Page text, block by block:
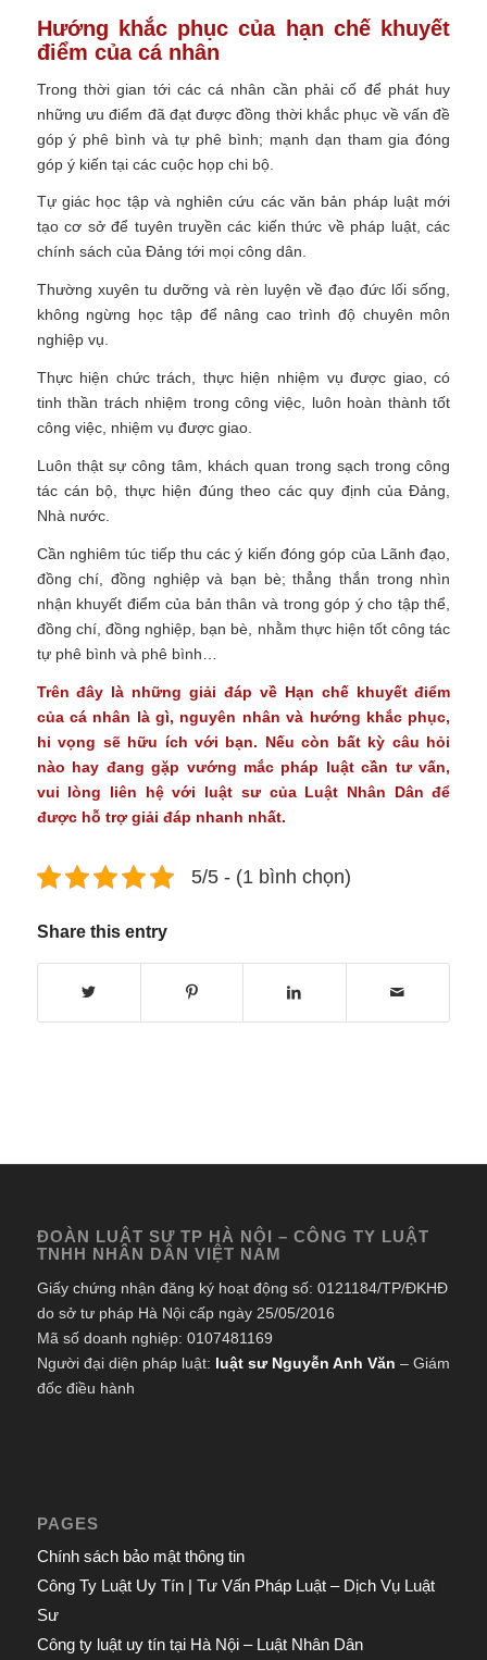
Hướng khắc phục của hạn chế khuyết
điểm của cá nhân
Trong thời gian tới các cá nhân cần phải cố để phát huy
những ưu điểm đã đạt được đồng thời khắc phục về vấn đề
góp ý phê bình và tự phê bình; mạnh dạn tham gia đóng
góp ý kiến tại các cuộc họp chi bộ.
Tự giác học tập và nghiên cứu các văn bản pháp luật mới
tạo cơ sở để tuyên truyền các kiến thức về pháp luật, các
chính sách của Đảng tới mọi công dân.
Thường xuyên tu dưỡng và rèn luyện về đạo đức lối sống,
không ngừng học tập để nâng cao trình độ chuyên môn
nghiệp vụ.
Thực hiện chức trách, thực hiện nhiệm vụ được giao, có
tinh thần trách nhiệm trong công việc, luôn hoàn thành tốt
công việc, nhiệm vụ được giao.
Luôn thật sự công tâm, khách quan trong sạch trong công
tác cán bộ, thực hiện đúng theo các quy định của Đảng,
Nhà nước.
Cần nghiêm túc tiếp thu các ý kiến đóng góp của Lãnh đạo,
đồng chí, đồng nghiệp và bạn bè; thẳng thắn trong nhìn
nhận khuyết điểm của bản thân và trong góp ý cho tập thể,
đồng chí, đồng nghiệp, bạn bè, nhằm thực hiện tốt công tác
tự phê bình và phê bình…
Trên đây là những giải đáp về Hạn chế khuyết điểm
của cá nhân là gì, nguyên nhân và hướng khắc phục,
hi vọng sẽ hữu ích với bạn. Nếu còn bất kỳ câu hỏi
nào hay đang gặp vướng mắc pháp luật cần tư vấn,
vui lòng liên hệ với luật sư của Luật Nhân Dân để
được hỗ trợ giải đáp nhanh nhất.
5/5 - (1 bình chọn)
Share this entry
ĐOÀN LUẬT SƯ TP HÀ NỘI – CÔNG TY LUẬT
TNHH NHÂN DÂN VIỆT NAM
Giấy chứng nhận đăng ký hoạt động số: 0121184/TP/ĐKHĐ
do sở tư pháp Hà Nội cấp ngày 25/05/2016
Mã số doanh nghiệp: 0107481169
Người đại diện pháp luật: luật sư Nguyễn Anh Văn – Giám
đốc điều hành
PAGES
Chính sách bảo mật thông tin
Công Ty Luật Uy Tín | Tư Vấn Pháp Luật – Dịch Vụ Luật
Sư
Công ty luật uy tín tại Hà Nội – Luật Nhân Dân